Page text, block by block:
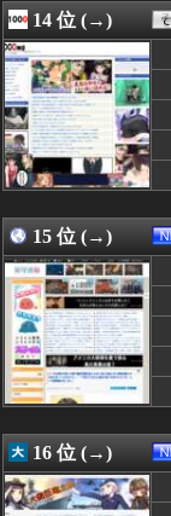
08/06 09:00
08/06 09:00
08/06 09:00
08/06 09:00
08/06 09:00
08/06 09:00
08/06 09:00
08/06 09:00
08/06 09:00
08/06 09:00
14 位 (→)
15 位 (→)
16 位 (→)